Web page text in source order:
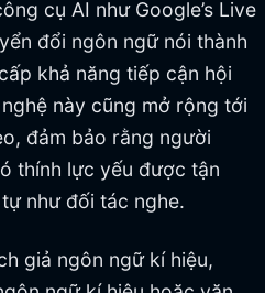
cụ AI như Google’s Live
đổi ngôn ngữ nói thành
khả năng tiếp cận hội
này cũng mở rộng tới
đảm bảo rằng người
thính lực yếu được tận
như đối tác nghe.
giả ngôn ngữ kí hiệu,